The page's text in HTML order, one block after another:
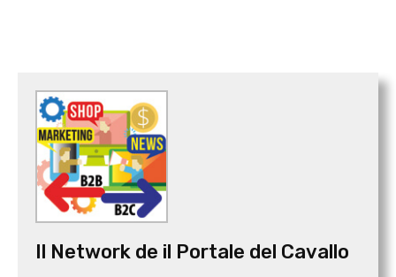
Il Network de il Portale del Cavallo